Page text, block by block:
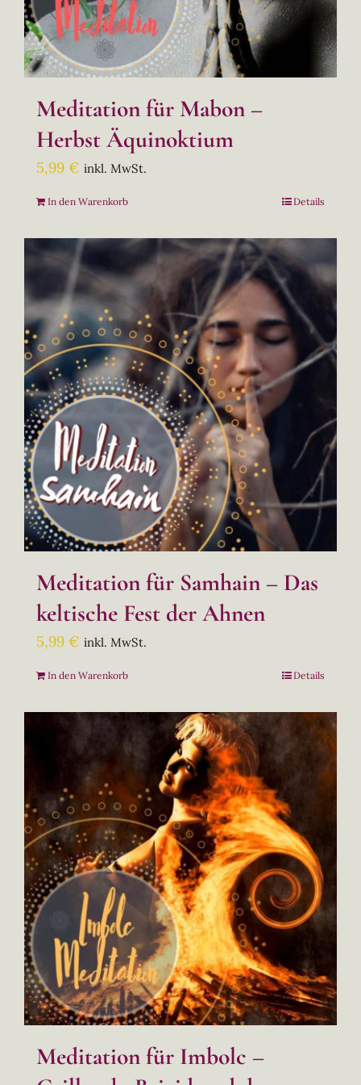
Meditation für Mabon –
Herbst Äquinoktium
5,99 € inkl. MwSt.
In den Warenkorb Details
Meditation für Samhain – Das
keltische Fest der Ahnen
5,99 € inkl. MwSt.
In den Warenkorb Details
Meditation für Imbolc –